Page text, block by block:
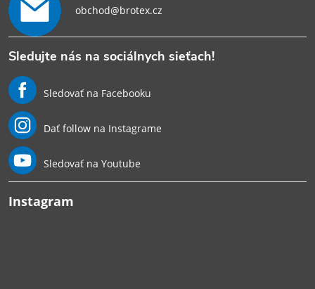
obchod@brotex.cz
Sledujte nás na sociálnych sieťach!
Sledovať na Facebooku
Dať follow na Instagrame
Sledovať na Youtube
Instagram